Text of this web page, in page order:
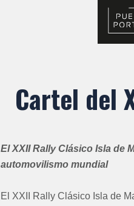
Cartel del
El XXII Rally Clásico Isla de
automovilismo mundial
El XXII Rally Clásico Isla de